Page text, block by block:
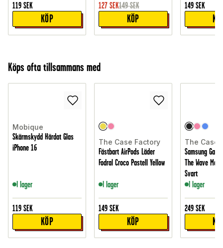
119 SEK
KÖP
127 SEK149 SEK
KÖP
149 SEK
Köps ofta tillsammans med
Mobique
Skärmskydd Härdat Glas
iPhone 16
I lager
119 SEK
KÖP
The Case Factory
Fästbart AirPods Läder
Fodral Croco Pastell Yellow
I lager
149 SEK
KÖP
The Case
Samsung
The Wave
Svart
I lager
249 SEK